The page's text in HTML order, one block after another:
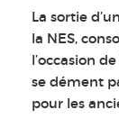
La sortie
la NES,
l’occasion
se dément
pour les